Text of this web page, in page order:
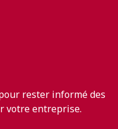
rester informé des
votre entreprise.